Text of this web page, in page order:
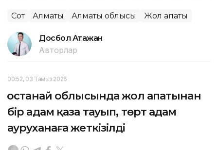
Сот Алматы Алматы облысы Жол апаты
Досбол Атажан
Авторлар
00:52, 03 Тамыз 2026
Қостанай облысында жол апатынан
бір адам қаза тауып, төрт адам
ауруханаға жеткізілді